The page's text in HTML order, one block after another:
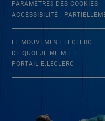
PARAMÈTRES DES COOKIES
ACCESSIBILITÉ :
LE MOUVEMENT LECLERC
DE QUOI JE ME M.E.L
PORTAIL E.LECLERC